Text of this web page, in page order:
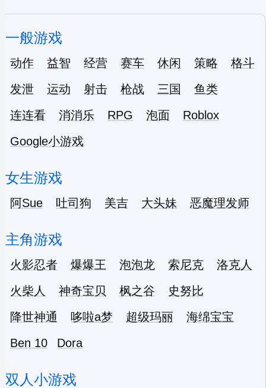
一般游戏
动作 益智 经营 赛车 休闲 策略
格斗
发泄
运动 射击 枪战 三国
鱼类
连连看
消消乐 RPG 泡面
Roblox
Google小游戏
女生游戏
阿Sue 吐司狗 美吉 大头妹 恶魔理发师
主角游戏
火影忍者 爆爆王 泡泡龙 索尼克
洛克人
火柴人
神奇宝贝 枫之谷
史努比
降世神通
哆啦a梦 超级玛丽
海绵宝宝
Ben 10
Dora
双人小游戏